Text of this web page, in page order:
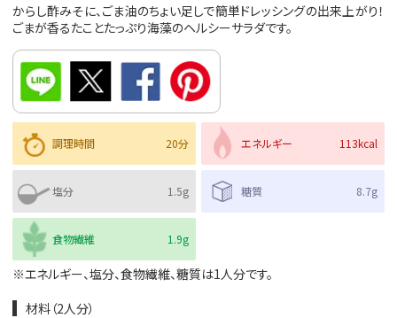
からし酢みそに、ごま油のちょい足しで簡単ドレッシングの出来上がり！
ごまが香るたことたっぷり海藻のヘルシーサラダです。
調理時間 20分 エネルギー 113kcal
塩分 1.5g 糖質 8.7g
食物繊維 1.9g
※エネルギー、塩分、食物繊維、糖質は1人分です。
材料（2人分）